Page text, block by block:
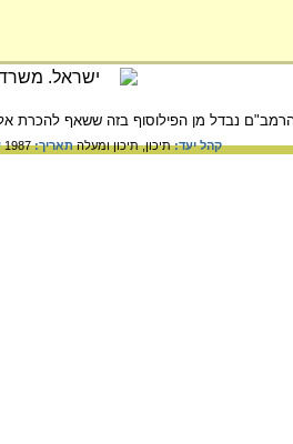
נבדל מן הפילוסוף בזה ששאף להכרת
קהל יעד:תיכון,תיכון ומעלהתאריך:1987